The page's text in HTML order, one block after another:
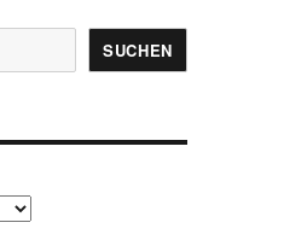
SUCHEN